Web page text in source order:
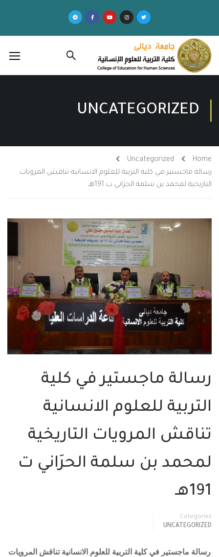
UNCATEGORIZED
Home
Uncategorized
رسالة ماجستير في كلية التربية للعلوم الانسانية تناقش المرويات
التاريخية لمحمد بن سلمة الحرَاني ت 191هـ
رسالة ماجستير في كلية
التربية للعلوم الانسانية
تناقش المرويات التاريخية
لمحمد بن سلمة الحرَاني ت
191هـ
Categories
UNCATEGORIZED
رسالة ماجستير في كلية التربية للعلوم الانسانية تناقش المرويات